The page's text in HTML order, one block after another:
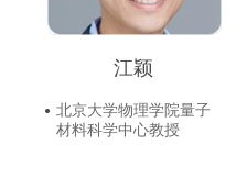
江颖
北京大学物理学院量子
材料科学中心教授